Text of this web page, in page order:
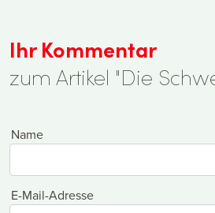
Ihr Kommentar
zum Artikel "Die
Name
E-Mail-Adresse